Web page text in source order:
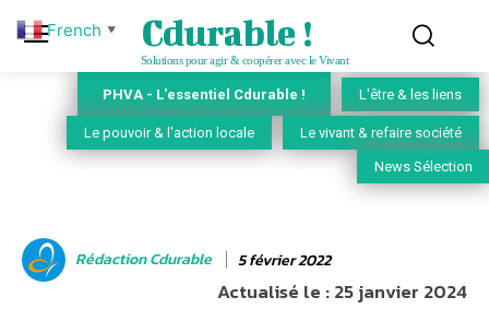
Cdurable !
Solutions pour agir & coopérer avec le Vivant
PHVA - L'essentiel Cdurable ! L'être & les liens
Le pouvoir & l'action locale Le vivant & refaire société
News Sélection
Rédaction Cdurable 5 février 2022
Actualisé le :25 janvier 2024
French ▼